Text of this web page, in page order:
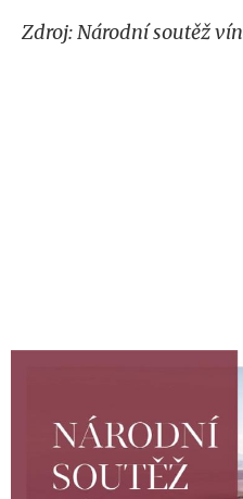
Zdroj: Národní soutěž vín